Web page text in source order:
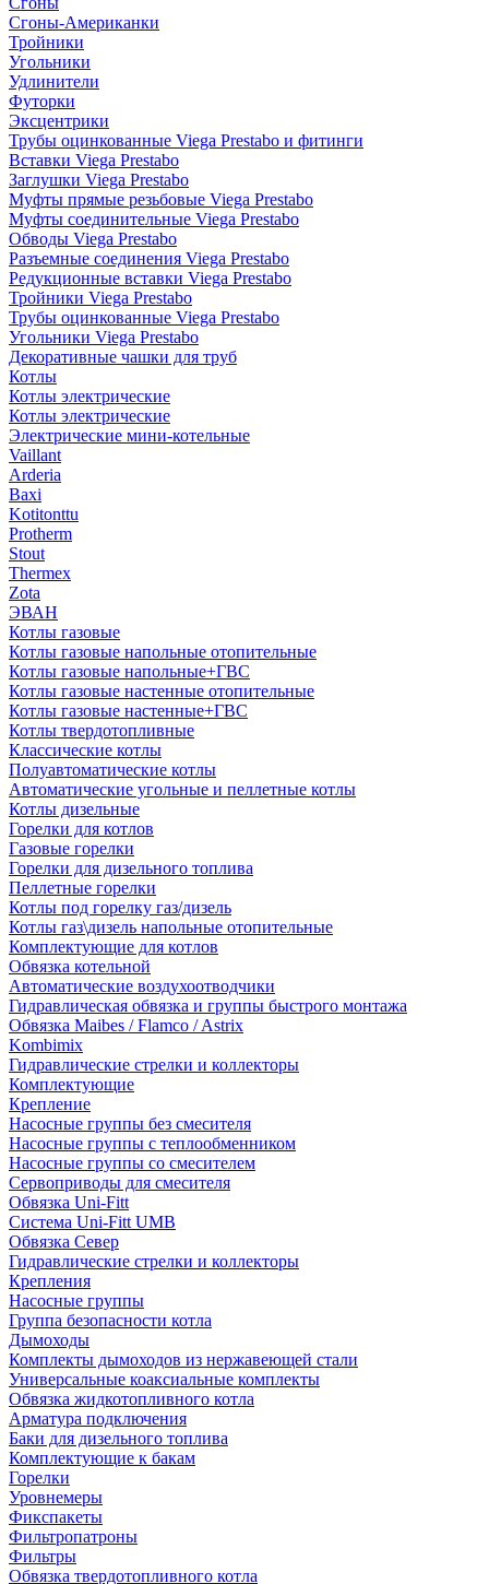
Сгоны-Американки
Тройники
Угольники
Удлинители
Футорки
Эксцентрики
Трубы оцинкованные Viega Prestabo и фитинги
Вставки Viega Prestabo
Заглушки Viega Prestabo
Муфты прямые резьбовые Viega Prestabo
Муфты соединительные Viega Prestabo
Обводы Viega Prestabo
Разъемные соединения Viega Prestabo
Редукционные вставки Viega Prestabo
Тройники Viega Prestabo
Трубы оцинкованные Viega Prestabo
Угольники Viega Prestabo
Декоративные чашки для труб
Котлы
Котлы электрические
Котлы электрические
Электрические мини-котельные
Vaillant
Arderia
Baxi
Kotitonttu
Protherm
Stout
Thermex
Zota
ЭВАН
Котлы газовые
Котлы газовые напольные отопительные
Котлы газовые напольные+ГВС
Котлы газовые настенные отопительные
Котлы газовые настенные+ГВС
Котлы твердотопливные
Классические котлы
Полуавтоматические котлы
Автоматические угольные и пеллетные котлы
Котлы дизельные
Горелки для котлов
Газовые горелки
Горелки для дизельного топлива
Пеллетные горелки
Котлы под горелку газ/дизель
Котлы газ\дизель напольные отопительные
Комплектующие для котлов
Обвязка котельной
Автоматические воздухоотводчики
Гидравлическая обвязка и группы быстрого монтажа
Обвязка Maibes / Flamco / Astrix
Kombimix
Гидравлические стрелки и коллекторы
Комплектующие
Крепление
Насосные группы без смесителя
Насосные группы с теплообменником
Насосные группы со смесителем
Сервоприводы для смесителя
Обвязка Uni-Fitt
Система Uni-Fitt UMB
Обвязка Север
Гидравлические стрелки и коллекторы
Крепления
Насосные группы
Группа безопасности котла
Дымоходы
Комплекты дымоходов из нержавеющей стали
Универсальные коаксиальные комплекты
Обвязка жидкотопливного котла
Арматура подключения
Баки для дизельного топлива
Комплектующие к бакам
Горелки
Уровнемеры
Фикспакеты
Фильтропатроны
Фильтры
Обвязка твердотопливного котла